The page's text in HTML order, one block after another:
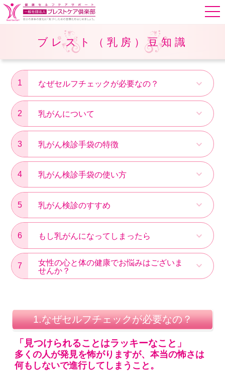
ブレスト（乳房）豆知識
1 なぜセルフチェックが必要なの？
2 乳がんについて
3 乳がん検診手袋の特徴
4 乳がん検診手袋の使い方
5 乳がん検診のすすめ
6 もし乳がんになってしまったら
7
女性の心と体の健康でお悩みはございま
せんか？
1.なぜセルフチェックが必要なの？
「見つけられることはラッキーなこと」
多くの人が発見を怖がりますが、本当の怖さは
何もしないで進行してしまうこと。